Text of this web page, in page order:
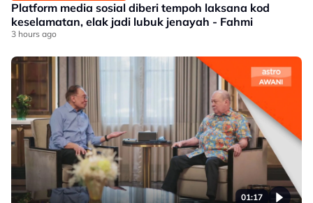
Platform media sosial diberi tempoh laksana kod
keselamatan, elak jadi lubuk jenayah - Fahmi
3 hours ago
01:17